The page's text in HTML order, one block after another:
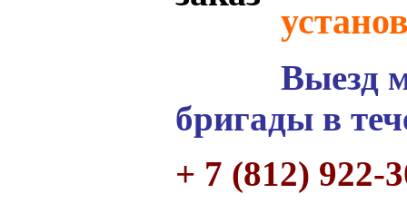
Выезд
бригады в
+ 7 (812) 922-